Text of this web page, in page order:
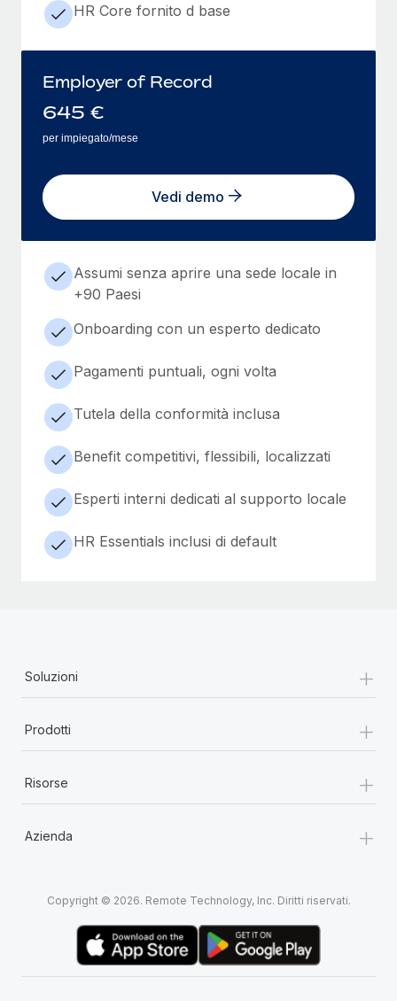
HR Core fornito d base
Employer of Record
645 €
per impiegato/mese
Vedi demo
Assumi senza aprire una sede locale in
+90 Paesi
Onboarding con un esperto dedicato
Pagamenti puntuali, ogni volta
Tutela della conformità inclusa
Benefit competitivi, flessibili, localizzati
Esperti interni dedicati al supporto locale
HR Essentials inclusi di default
Soluzioni +
Prodotti +
Risorse +
Azienda +
Copyright © 2026. Remote Technology, Inc. Diritti riservati.